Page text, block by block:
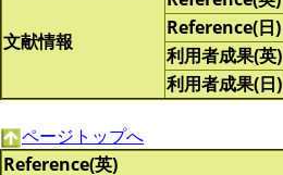
文献情報
Reference(日)
利用者成果(英)
利用者成果(日)
ページトップへ
Reference(英)